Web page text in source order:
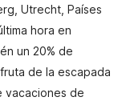
Utrecht, Países
hora en
un 20% de
de la escapada
vacaciones de